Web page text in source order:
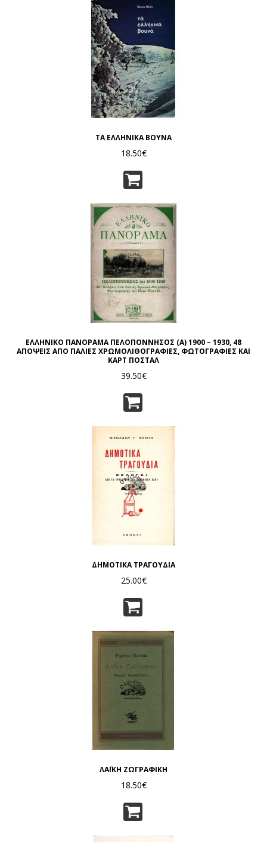
ΤΑ ΕΛΛΗΝΙΚΑ ΒΟΥΝΑ
18.50€
ΕΛΛΗΝΙΚΟ ΠΑΝΟΡΑΜΑ ΠΕΛΟΠΟΝΝΗΣΟΣ (Α) 1900 – 1930, 48
ΑΠΟΨΕΙΣ ΑΠΟ ΠΑΛΙΕΣ ΧΡΩΜΟΛΙΘΟΓΡΑΦΙΕΣ, ΦΩΤΟΓΡΑΦΙΕΣ ΚΑΙ
ΚΑΡΤ ΠΟΣΤΑΛ
39.50€
ΔΗΜΟΤΙΚΑ ΤΡΑΓΟΥΔΙΑ
25.00€
ΛΑΪΚΗ ΖΩΓΡΑΦΙΚΗ
18.50€